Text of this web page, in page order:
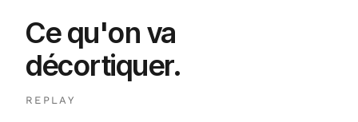
Ce qu'on va
décortiquer.
REPLAY